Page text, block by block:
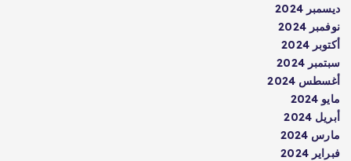
ديسمبر 2024
نوفمبر 2024
أكتوبر 2024
سبتمبر 2024
أغسطس 2024
مايو 2024
أبريل 2024
مارس 2024
فبراير 2024